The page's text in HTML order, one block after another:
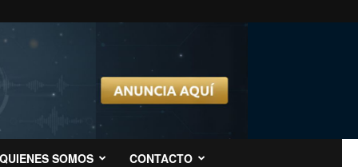
QUIENES SOMOS CONTACTO